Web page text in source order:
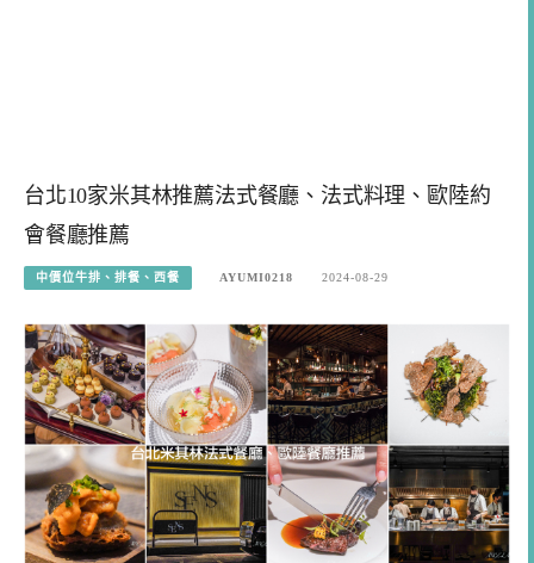
台北10家米其林推薦法式餐廳、法式料理、歐陸約
會餐廳推薦
中價位牛排、排餐、西餐 AYUMI0218 2024-08-29